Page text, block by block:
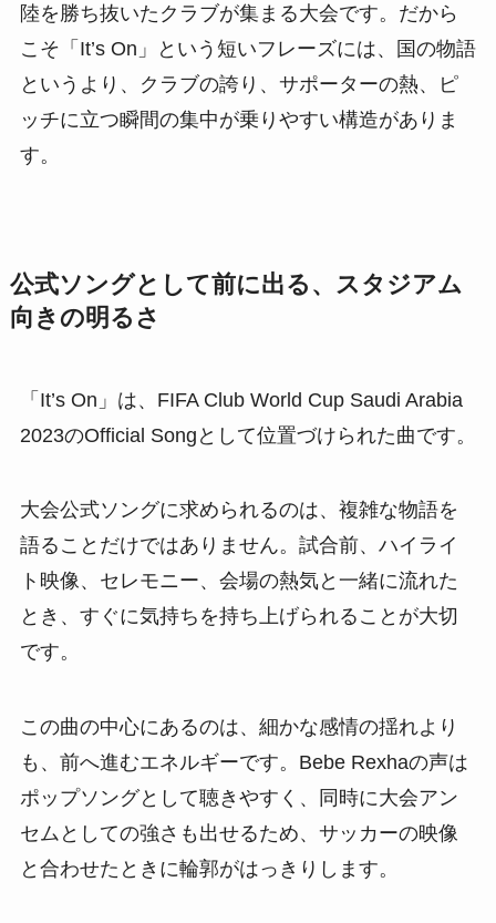
陸を勝ち抜いたクラブが集まる大会です。だから
こそ「It’s On」という短いフレーズには、国の物語
というより、クラブの誇り、サポーターの熱、ピ
ッチに立つ瞬間の集中が乗りやすい構造がありま
す。
公式ソングとして前に出る、スタジアム
向きの明るさ
「It’s On」は、FIFA Club World Cup Saudi Arabia
2023のOfficial Songとして位置づけられた曲です。
大会公式ソングに求められるのは、複雑な物語を
語ることだけではありません。試合前、ハイライ
ト映像、セレモニー、会場の熱気と一緒に流れた
とき、すぐに気持ちを持ち上げられることが大切
です。
この曲の中心にあるのは、細かな感情の揺れより
も、前へ進むエネルギーです。Bebe Rexhaの声は
ポップソングとして聴きやすく、同時に大会アン
セムとしての強さも出せるため、サッカーの映像
と合わせたときに輪郭がはっきりします。